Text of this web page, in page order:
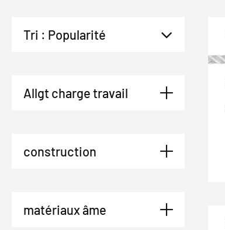
Allgt charge travail
construction
matériaux âme